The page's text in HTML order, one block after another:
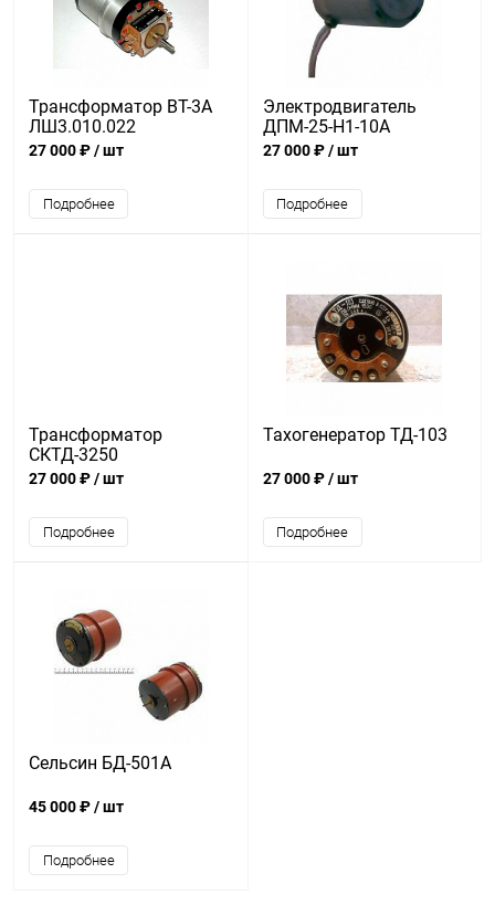
Трансформатор ВТ-3А
ЛШ3.010.022
27 000 ₽/ шт
Подробнее
Электродвигатель
ДПМ-25-Н1-10А
27 000 ₽/ шт
Подробнее
Трансформатор
СКТД-3250
27 000 ₽/ шт
Подробнее
Тахогенератор ТД-103
27 000 ₽/ шт
Подробнее
Сельсин БД-501А
45 000 ₽/ шт
Подробнее